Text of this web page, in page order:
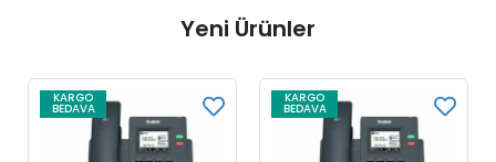
Yeni Ürünler
KARGO
BEDAVA
KARGO
BEDAVA